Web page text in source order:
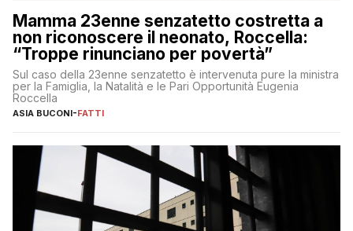
Mamma 23enne senzatetto costretta a
non riconoscere il neonato, Roccella:
“Troppe rinunciano per povertà”
Sul caso della 23enne senzatetto è intervenuta pure la ministra
per la Famiglia, la Natalità e le Pari Opportunità Eugenia
Roccella
ASIA BUCONI-FATTI